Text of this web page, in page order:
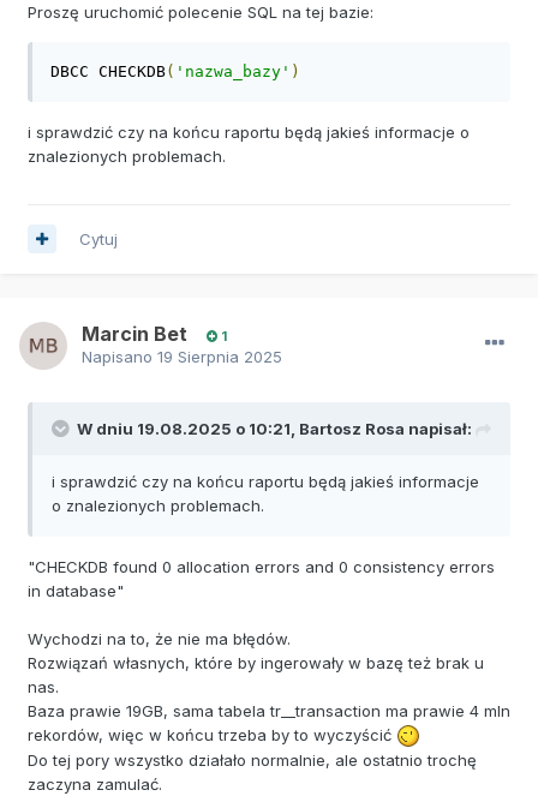
Proszę uruchomić polecenie SQL na tej bazie:
DBCC CHECKDB( 'nazwa_bazy' )
i sprawdzić czy na końcu raportu będą jakieś informacje o
znalezionych problemach.
Cytuj
Marcin Bet 1
Napisano 19 Sierpnia 2025
W dniu 19.08.2025 o 10:21, Bartosz Rosa napisał:
i sprawdzić czy na końcu raportu będą jakieś informacje
o znalezionych problemach.
"CHECKDB found 0 allocation errors and 0 consistency errors
in database"
Wychodzi na to, że nie ma błędów.
Rozwiązań własnych, które by ingerowały w bazę też brak u
nas.
Baza prawie 19GB, sama tabela tr__transaction ma prawie 4 mln
rekordów, więc w końcu trzeba by to wyczyścić
Do tej pory wszystko działało normalnie, ale ostatnio trochę
zaczyna zamulać.